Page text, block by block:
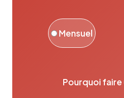
Mensuel
Pourquoi faire